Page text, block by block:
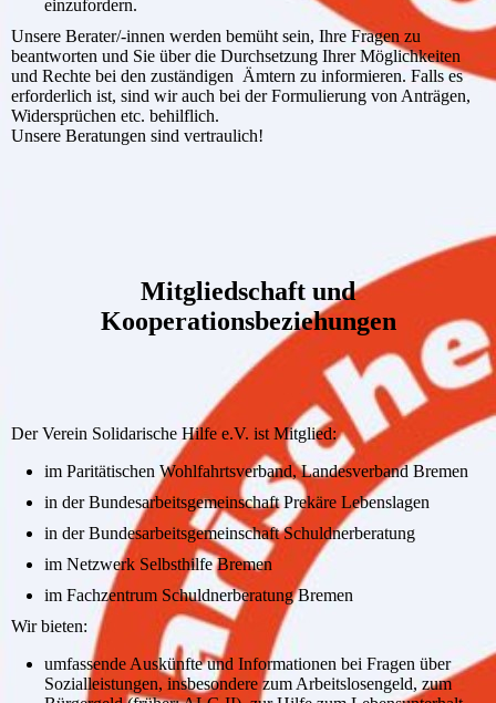
einzufordern.
Unsere Berater/-innen werden bemüht sein, Ihre Fragen zu
beantworten und Sie über die Durchsetzung Ihrer Möglichkeiten
und Rechte bei den zuständigen Ämtern zu informieren. Falls es
erforderlich ist, sind wir auch bei der Formulierung von Anträgen,
Widersprüchen etc. behilflich.
Unsere Beratungen sind vertraulich!
Mitgliedschaft und
Kooperationsbeziehungen
Der Verein Solidarische Hilfe e.V. ist Mitglied:
im Paritätischen Wohlfahrtsverband, Landesverband Bremen
in der Bundesarbeitsgemeinschaft Prekäre Lebenslagen
in der Bundesarbeitsgemeinschaft Schuldnerberatung
im Netzwerk Selbsthilfe Bremen
im Fachzentrum Schuldnerberatung Bremen
Wir bieten:
umfassende Auskünfte und Informationen bei Fragen über
Sozialleistungen, insbesondere zum Arbeitslosengeld, zum